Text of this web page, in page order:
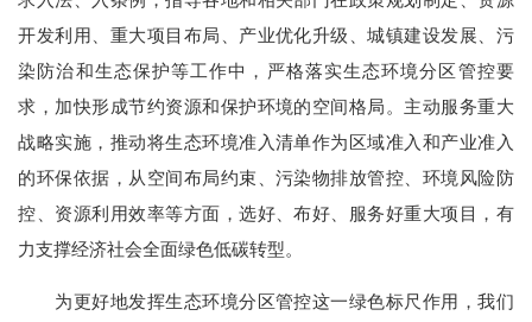
开发利用、重大项目布局、产业优化升级、城镇建设发展、污
染防治和生态保护等工作中，严格落实生态环境分区管控要
求，加快形成节约资源和保护环境的空间格局。主动服务重大
战略实施，推动将生态环境准入清单作为区域准入和产业准入
的环保依据，从空间布局约束、污染物排放管控、环境风险防
控、资源利用效率等方面，选好、布好、服务好重大项目，有
力支撑经济社会全面绿色低碳转型。
为更好地发挥生态环境分区管控这一绿色标尺作用，我们